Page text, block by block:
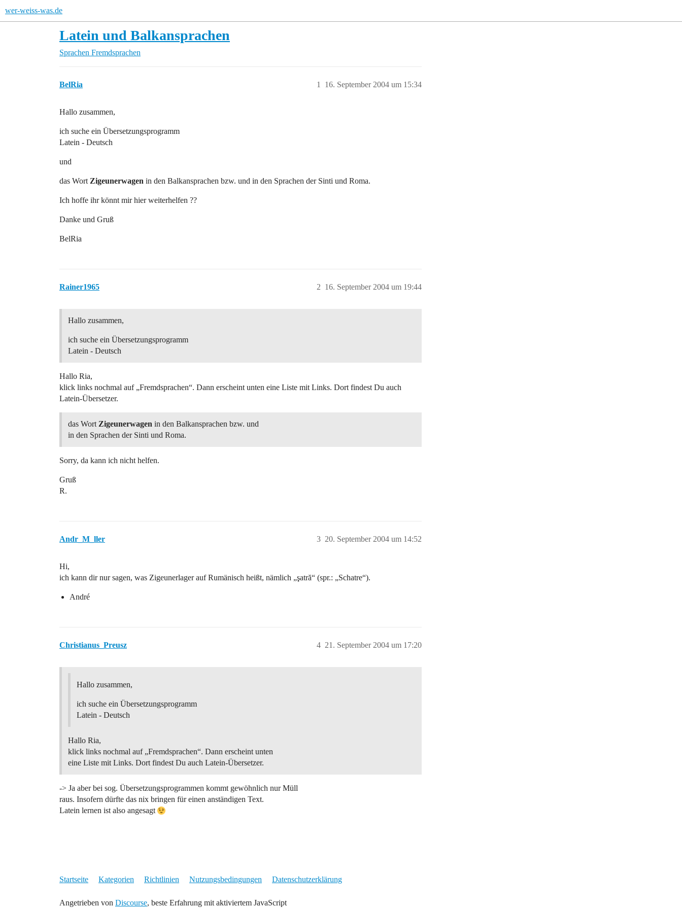
wer-weiss-was.de
Latein und Balkansprachen
Sprachen Fremdsprachen
BelRia 16. September 2004 um 15:34
1
Hallo zusammen,
ich suche ein Übersetzungsprogramm
Latein - Deutsch
und
das Wort Zigeunerwagen in den Balkansprachen bzw. und in den Sprachen der Sinti und Roma.
Ich hoffe ihr könnt mir hier weiterhelfen ??
Danke und Gruß
BelRia
Rainer1965 16. September 2004 um 19:44
2
Hallo zusammen,
ich suche ein Übersetzungsprogramm
Latein - Deutsch
Hallo Ria,
klick links nochmal auf „Fremdsprachen“. Dann erscheint unten eine Liste mit Links. Dort findest Du auch
Latein-Übersetzer.
das Wort Zigeunerwagen in den Balkansprachen bzw. und
in den Sprachen der Sinti und Roma.
Sorry, da kann ich nicht helfen.
Gruß
R.
Andr_M_ller 20. September 2004 um 14:52
3
Hi,
ich kann dir nur sagen, was Zigeunerlager auf Rumänisch heißt, nämlich „şatră“ (spr.: „Schatre“).
André
Christianus_Preusz 21. September 2004 um 17:20
4
Hallo zusammen,
ich suche ein Übersetzungsprogramm
Latein - Deutsch
Hallo Ria,
klick links nochmal auf „Fremdsprachen“. Dann erscheint unten
eine Liste mit Links. Dort findest Du auch Latein-Übersetzer.
-> Ja aber bei sog. Übersetzungsprogrammen kommt gewöhnlich nur Müll
raus. Insofern dürfte das nix bringen für einen anständigen Text.
Latein lernen ist also angesagt
Startseite Kategorien Richtlinien Nutzungsbedingungen Datenschutzerklärung
Angetrieben von Discourse, beste Erfahrung mit aktiviertem JavaScript